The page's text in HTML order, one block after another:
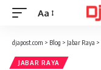
Font
Aa
djapost.com > Blog > Jabar Raya >
JABAR RAYA